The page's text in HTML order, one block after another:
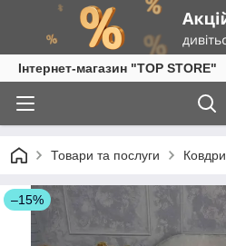
Інтернет-магазин "TOP STORE"
Товари та послуги Ковдри
–15%